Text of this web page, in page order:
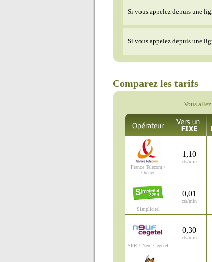
Si vous appelez depuis une
Si vous appelez depuis une
Comparez les tarifs
Vous
France Telecom /
Orange
1,10
cts/min
Simplicitel
0,01
cts/min
SFR / Neuf Cegetel
0,30
cts/min